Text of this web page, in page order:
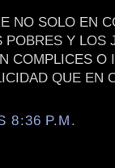
NO SOLO EN
Y LOS
COMPLICES O
QUE EN
8:36 P.M.